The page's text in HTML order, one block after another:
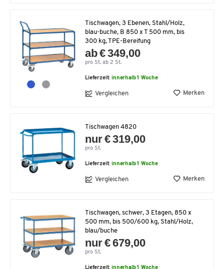
Tischwagen, 3 Ebenen, Stahl/Holz,
blau-buche, B 850 x T 500 mm, bis
300 kg, TPE-Bereifung
ab € 349,00
pro St. ab 2 St.
Lieferzeit:innerhalb 1 Woche
Vergleichen Merken
Tischwagen 4820
nur € 319,00
pro St.
Lieferzeit:innerhalb 1 Woche
Vergleichen Merken
Tischwagen, schwer, 3 Etagen, 850 x
500 mm, bis 500/600 kg, Stahl/Holz,
blau/buche
nur € 679,00
pro St.
Lieferzeit:innerhalb 1 Woche